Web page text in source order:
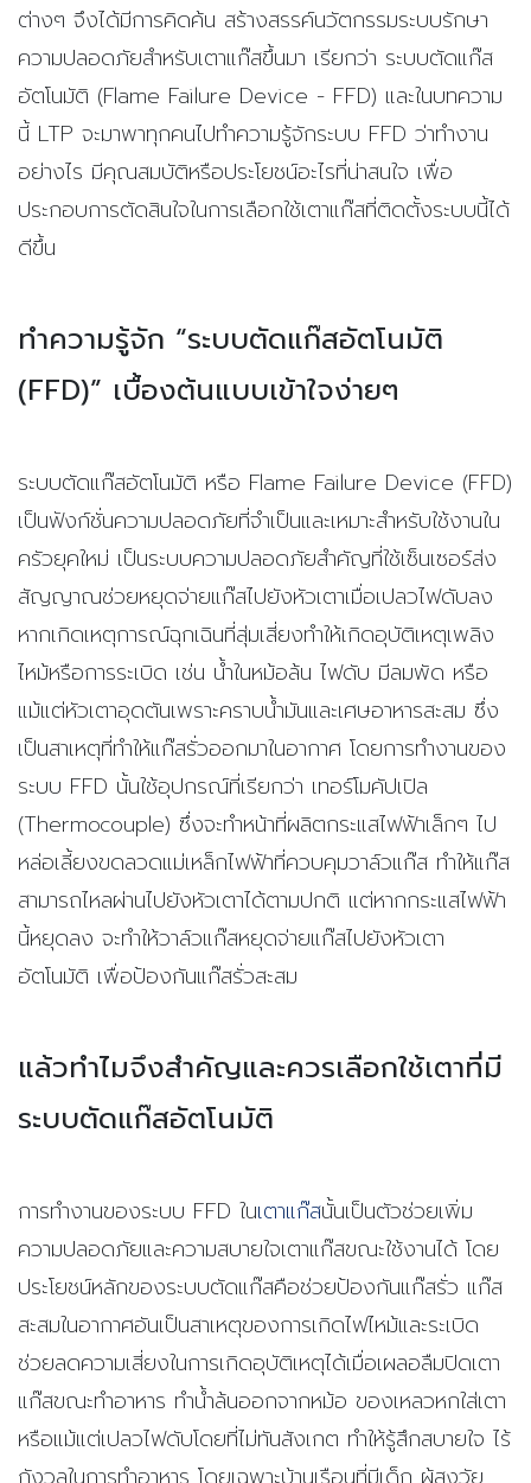
ต่างๆ จึงได้มีการคิดค้น สร้างสรรค์นวัตกรรมระบบรักษา
ความปลอดภัยสำหรับเตาแก๊สขึ้นมา เรียกว่า ระบบตัดแก๊ส
อัตโนมัติ (Flame Failure Device - FFD) และในบทความ
นี้ LTP จะมาพาทุกคนไปทำความรู้จักระบบ FFD ว่าทำงาน
อย่างไร มีคุณสมบัติหรือประโยชน์อะไรที่น่าสนใจ เพื่อ
ประกอบการตัดสินใจในการเลือกใช้เตาแก๊สที่ติดตั้งระบบนี้ได้
ดีขึ้น
ทำความรู้จัก “ระบบตัดแก๊สอัตโนมัติ
(FFD)” เบื้องต้นแบบเข้าใจง่ายๆ
ระบบตัดแก๊สอัตโนมัติ หรือ Flame Failure Device (FFD)
เป็นฟังก์ชั่นความปลอดภัยที่จำเป็นและเหมาะสำหรับใช้งานใน
ครัวยุคใหม่ เป็นระบบความปลอดภัยสำคัญที่ใช้เซ็นเซอร์ส่ง
สัญญาณช่วยหยุดจ่ายแก๊สไปยังหัวเตาเมื่อเปลวไฟดับลง
หากเกิดเหตุการณ์ฉุกเฉินที่สุ่มเสี่ยงทำให้เกิดอุบัติเหตุเพลิง
ไหม้หรือการระเบิด เช่น น้ำในหม้อล้น ไฟดับ มีลมพัด หรือ
แม้แต่หัวเตาอุดตันเพราะคราบน้ำมันและเศษอาหารสะสม ซึ่ง
เป็นสาเหตุที่ทำให้แก๊สรั่วออกมาในอากาศ โดยการทำงานของ
ระบบ FFD นั้นใช้อุปกรณ์ที่เรียกว่า เทอร์โมคัปเปิล
(Thermocouple) ซึ่งจะทำหน้าที่ผลิตกระแสไฟฟ้าเล็กๆ ไป
หล่อเลี้ยงขดลวดแม่เหล็กไฟฟ้าที่ควบคุมวาล์วแก๊ส ทำให้แก๊ส
สามารถไหลผ่านไปยังหัวเตาได้ตามปกติ แต่หากกระแสไฟฟ้า
นี้หยุดลง จะทำให้วาล์วแก๊สหยุดจ่ายแก๊สไปยังหัวเตา
อัตโนมัติ เพื่อป้องกันแก๊สรั่วสะสม
แล้วทำไมจึงสำคัญและควรเลือกใช้เตาที่มี
ระบบตัดแก๊สอัตโนมัติ
การทำงานของระบบ FFD ในเตาแก๊สนั้นเป็นตัวช่วยเพิ่ม
ความปลอดภัยและความสบายใจเตาแก๊สขณะใช้งานได้ โดย
ประโยชน์หลักของระบบตัดแก๊สคือช่วยป้องกันแก๊สรั่ว แก๊ส
สะสมในอากาศอันเป็นสาเหตุของการเกิดไฟไหม้และระเบิด
ช่วยลดความเสี่ยงในการเกิดอุบัติเหตุได้เมื่อเผลอลืมปิดเตา
แก๊สขณะทำอาหาร ทำน้ำล้นออกจากหม้อ ของเหลวหกใส่เตา
หรือแม้แต่เปลวไฟดับโดยที่ไม่ทันสังเกต ทำให้รู้สึกสบายใจ ไร้